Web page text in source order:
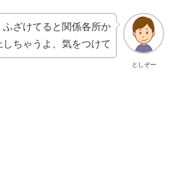
としぞー
ざけてると関係各所か
ちゃうよ、気をつけて